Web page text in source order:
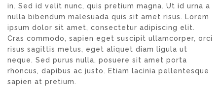
in. Sed id velit nunc, quis pretium magna. Ut id urna a
nulla bibendum malesuada quis sit amet risus. Lorem
ipsum dolor sit amet, consectetur adipiscing elit.
Cras commodo, sapien eget suscipit ullamcorper, orci
risus sagittis metus, eget aliquet diam ligula ut
neque. Sed purus nulla, posuere sit amet porta
rhoncus, dapibus ac justo. Etiam lacinia pellentesque
sapien at pretium.